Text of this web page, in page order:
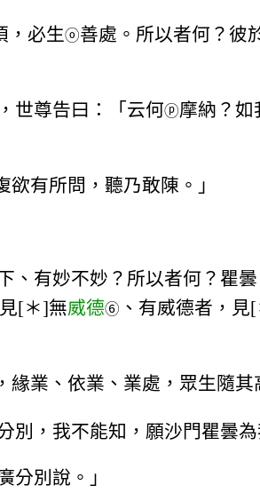
，必生ⓞ善處。所以者何？彼
世尊告曰：「云何ⓟ摩納？如
有所問，聽乃敢陳。」
、有妙不妙？所以者何？瞿
[＊]無威德⑥ 、有威德者，見
緣業、依業、業處，眾生隨其
，我不能知，願沙門瞿曇為
分別說。」